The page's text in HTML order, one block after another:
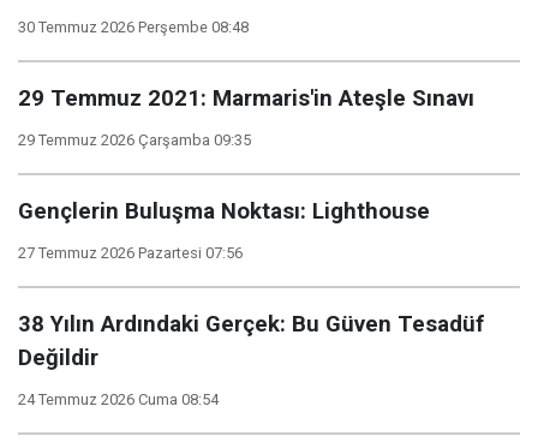
30 Temmuz 2026 Perşembe 08:48
29 Temmuz 2021: Marmaris'in Ateşle Sınavı
29 Temmuz 2026 Çarşamba 09:35
Gençlerin Buluşma Noktası: Lighthouse
27 Temmuz 2026 Pazartesi 07:56
38 Yılın Ardındaki Gerçek: Bu Güven Tesadüf
Değildir
24 Temmuz 2026 Cuma 08:54